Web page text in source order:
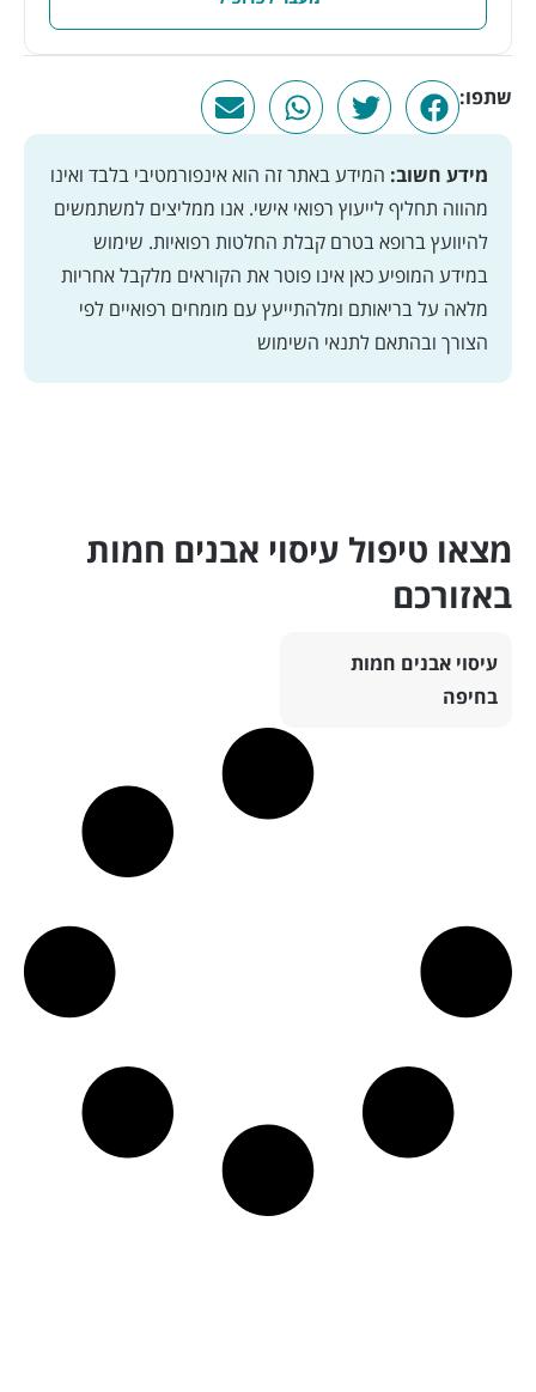
שתפו:
מידע חשוב: המידע באתר זה הוא אינפורמטיבי בלבד ואינו
מהווה תחליף לייעוץ רפואי אישי. אנו ממליצים למשתמשים
להיוועץ ברופא בטרם קבלת החלטות רפואיות. שימוש
במידע המופיע כאן אינו פוטר את הקוראים מלקבל אחריות
מלאה על בריאותם ומלהתייעץ עם מומחים רפואיים לפי
הצורך ובהתאם לתנאי השימוש
מצאו טיפול עיסוי אבנים חמות
באזורכם
עיסוי אבנים חמות
בחיפה